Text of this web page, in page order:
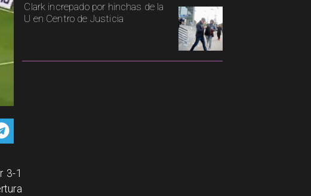
Clark increpado por hinchas de la
U en Centro de Justicia
3-1